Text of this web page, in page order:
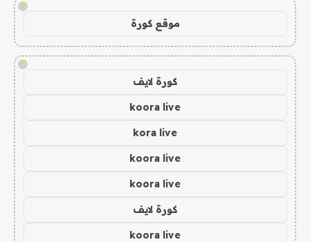
!
موقع كورة
!
كورة لايف
koora live
kora live
koora live
koora live
كورة لايف
koora live